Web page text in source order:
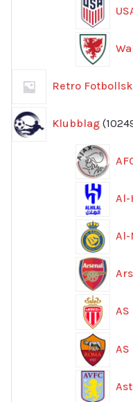
Retro
Klubblag
Al-
Al-
AS
AS